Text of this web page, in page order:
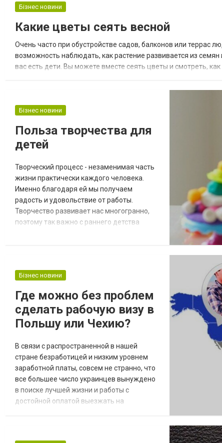
подробнее здесь. Такие линзы называют
протяжении 90 дней. По истечению
Бізнес новини
Какие цветы сеять весной
Очень часто при обустройстве садов, балконов или террас
возможность наблюдать, как растение развивается из
вас есть дети. Вы можете вместе сеять цветы и смотреть,
Бізнес новини
Польза творчества для
детей
Творческий процесс - незаменимая часть
жизни практически каждого человека.
Именно благодаря ей мы получаем
радость и удовольствие от работы.
Творчество развивает нас многогранно,
поэтому так важно с раннего детства
сталкивается с множеством трудностей:
найти новых друзей, влиться в коллектив,
уметь договари...
Бізнес новини
Где можно без проблем
сделать рабочую визу в
Польшу или Чехию?
В связи с распространенной в нашей
стране безработицей и низким уровнем
заработной платы, совсем не странно, что
все большее число украинцев вынуждено
в поиске лучшей жизни и работы с
достойной оплатой выезжать на